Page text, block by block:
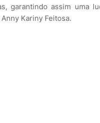
garantindo assim uma
Kariny Feitosa.